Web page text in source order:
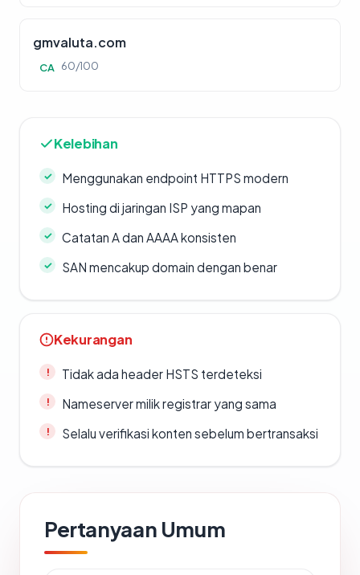
gmvaluta.com
CA 60/100
Kelebihan
Menggunakan endpoint HTTPS modern
Hosting di jaringan ISP yang mapan
Catatan A dan AAAA konsisten
SAN mencakup domain dengan benar
Kekurangan
Tidak ada header HSTS terdeteksi
Nameserver milik registrar yang sama
Selalu verifikasi konten sebelum bertransaksi
Pertanyaan Umum